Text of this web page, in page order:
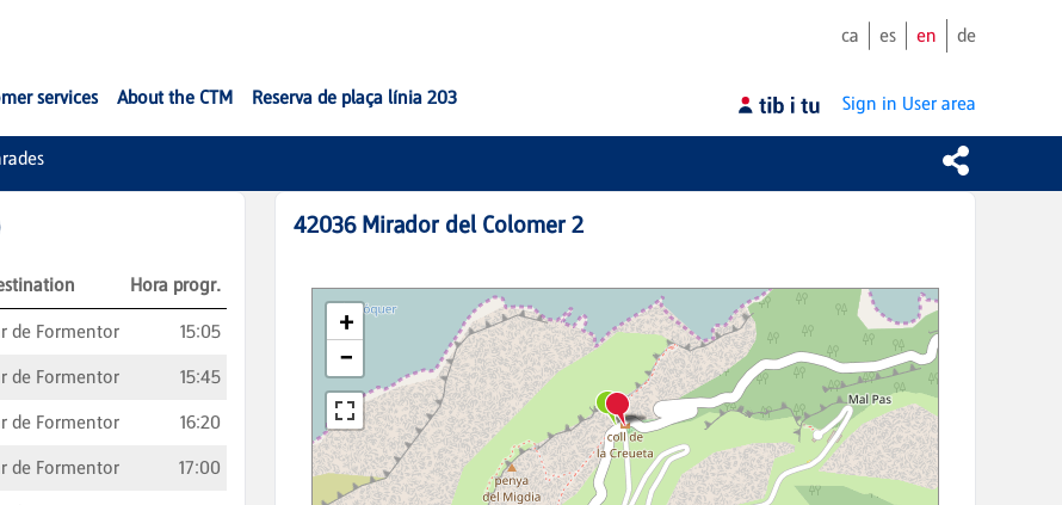
ca es en de
services About the CTM Reserva de plaça línia 203 Sign in User area
Hora progr.
de Formentor
15:05
de Formentor
15:45
de Formentor
16:20
de Formentor
17:00
42036 Mirador del Colomer 2